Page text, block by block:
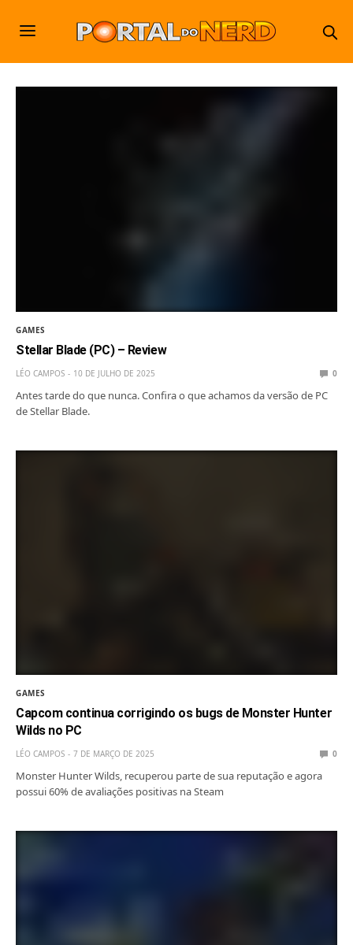
GAMES
Stellar Blade (PC) – Review
LÉO CAMPOS 10 DE JULHO DE 2025 0
Antes tarde do que nunca. Confira o que achamos da versão de PC
de Stellar Blade.
GAMES
Capcom continua corrigindo os bugs de Monster Hunter
Wilds no PC
LÉO CAMPOS 7 DE MARÇO DE 2025 0
Monster Hunter Wilds, recuperou parte de sua reputação e agora
possui 60% de avaliações positivas na Steam